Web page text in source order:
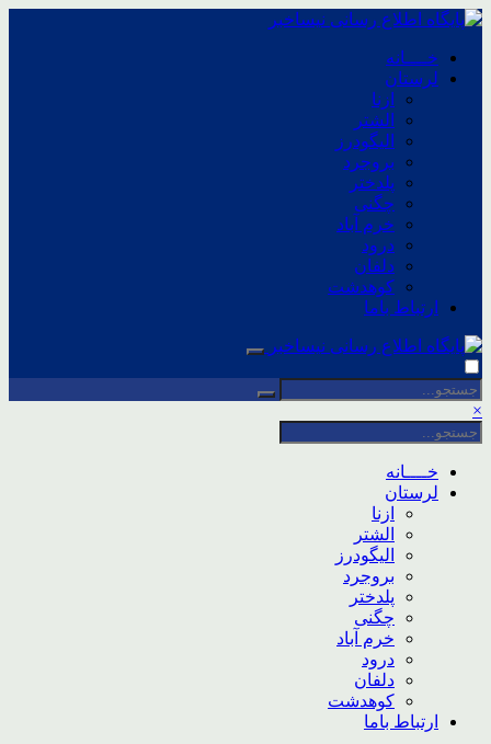
خــــانه
لرستان
ازنا
الشتر
الیگودرز
بروجرد
پلدختر
چگنی
خرم آباد
درود
دلفان
کوهدشت
ارتباط باما
×
خــــانه
لرستان
ازنا
الشتر
الیگودرز
بروجرد
پلدختر
چگنی
خرم آباد
درود
دلفان
کوهدشت
ارتباط باما